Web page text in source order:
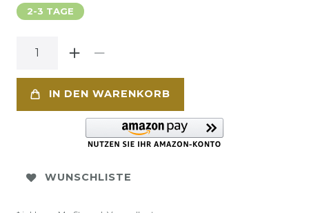
2-3 TAGE
IN DEN WARENKORB
WUNSCHLISTE